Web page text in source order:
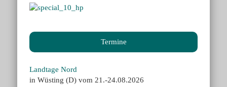
Termine
Landtage Nord
in Wüsting (D) vom 21.-24.08.2026